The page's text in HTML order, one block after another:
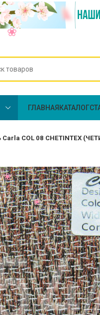
ГЛАВНАЯ КАТАЛОГ
COL 08 CHETINTEX